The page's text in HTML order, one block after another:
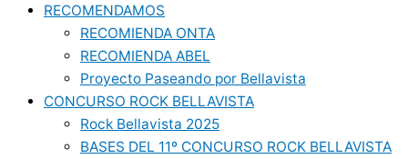
RECOMENDAMOS
RECOMIENDA ONTA
RECOMIENDA ABEL
Proyecto Paseando por Bellavista
CONCURSO ROCK BELLAVISTA
Rock Bellavista 2025
BASES DEL 11º CONCURSO ROCK BELLAVISTA